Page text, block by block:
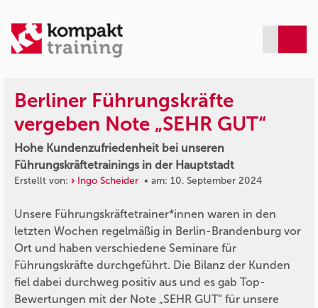
Berliner Führungskräfte
vergeben Note „SEHR GUT“
Hohe Kundenzufriedenheit bei unseren
Führungskräftetrainings in der Hauptstadt
Erstellt von: Ingo Scheider • am: 10. September 2024
Unsere Führungskräftetrainer*innen waren in den
letzten Wochen regelmäßig in Berlin-Brandenburg vor
Ort und haben verschiedene Seminare für
Führungskräfte durchgeführt. Die Bilanz der Kunden
fiel dabei durchweg positiv aus und es gab Top-
Bewertungen mit der Note „SEHR GUT“ für unsere